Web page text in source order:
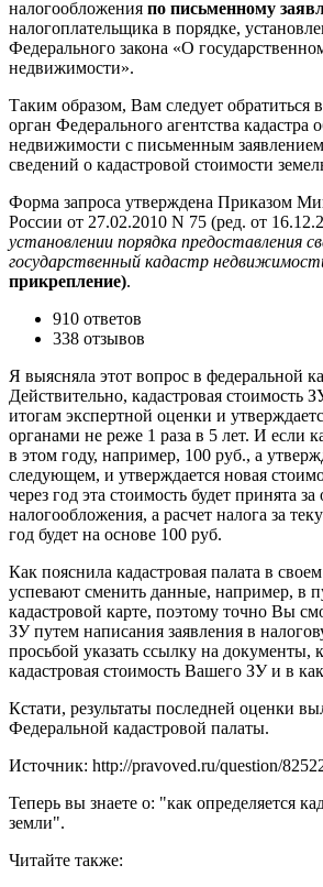
налогообложения по письменному
налогоплательщика в порядке,
Федерального закона «О
недвижимости».
Таким образом, Вам следует обратиться
орган Федерального агентства кадастра
недвижимости с письменным
сведений о кадастровой стоимости
Форма запроса утверждена Приказом
России от 27.02.2010 N 75 (ред. от
установлении порядка предоставления
государственный кадастр
прикрепление).
910 ответов
338 отзывов
Я выясняла этот вопрос в федеральной
Действительно, кадастровая стоимость
итогам экспертной оценки и
органами не реже 1 раза в 5 лет. И если
в этом году, например, 100 руб., а
следующем, и утверждается новая
через год эта стоимость будет принята за
налогообложения, а расчет налога за
год будет на основе 100 руб.
Как пояснила кадастровая палата в
успевают сменить данные, например, в
кадастровой карте, поэтому точно Вы
ЗУ путем написания заявления в
просьбой указать ссылку на документы,
кадастровая стоимость Вашего ЗУ и в
Кстати, результаты последней оценки
Федеральной кадастровой палаты.
Источник: http://pravoved.ru/question/
Теперь вы знаете о: "как определяется
земли".
Читайте также: